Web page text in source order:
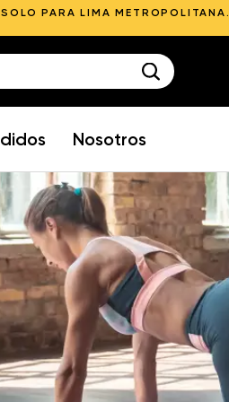
PARA LIMA METROPOLITANA.
Nosotros